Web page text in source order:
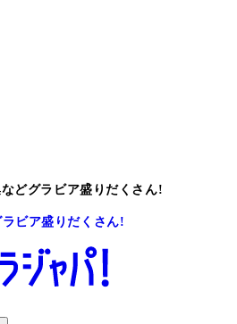
どグラビア盛りだくさん!
ビア盛りだくさん!